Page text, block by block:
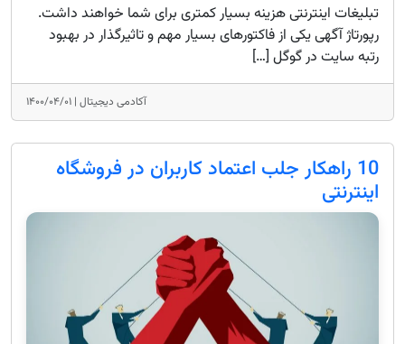
تبلیغات اینترنتی هزینه بسیار کمتری برای شما خواهند داشت.
رپورتاژ آگهی یکی از فاکتورهای بسیار مهم و تاثیرگذار در بهبود
رتبه سایت در گوگل […]
آکادمی دیجیتال | ۱۴۰۰/۰۴/۰۱
10 راهکار جلب اعتماد کاربران در فروشگاه
اینترنتی